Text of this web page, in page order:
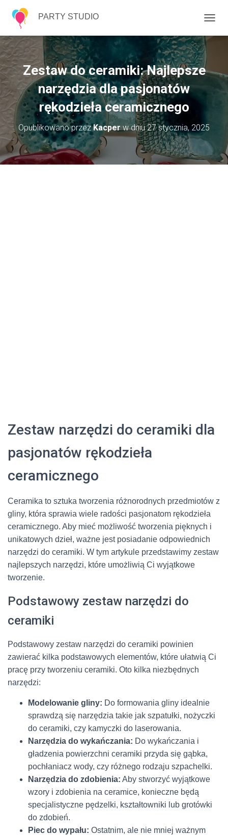
PARTY STUDIO
R
Ą
C
Zestaw do ceramiki: Najlepsze
narzędzia dla pasjonatów
rękodzieła ceramicznego
Opublikowano przezKacperw dniu27 stycznia, 2025
Zestaw narzędzi do ceramiki dla
pasjonatów rękodzieła
ceramicznego
Ceramika to sztuka tworzenia różnorodnych przedmiotów z
gliny, która sprawia wiele radości pasjonatom rękodzieła
ceramicznego. Aby mieć możliwość tworzenia pięknych i
unikatowych dzieł, ważne jest posiadanie odpowiednich
narzędzi do ceramiki. W tym artykule przedstawimy zestaw
najlepszych narzędzi, które umożliwią Ci wyjątkowe
tworzenie.
Podstawowy zestaw narzędzi do
ceramiki
Podstawowy zestaw narzędzi do ceramiki powinien
zawierać kilka podstawowych elementów, które ułatwią Ci
pracę przy tworzeniu ceramiki. Oto kilka niezbędnych
narzędzi:
Modelowanie gliny: Do formowania gliny idealnie
sprawdzą się narzędzia takie jak szpatułki, nożyczki
do ceramiki, czy kamyczki do laserowania.
Narzędzia do wykańczania: Do wykańczania i
gładzenia powierzchni ceramiki przyda się gąbka,
pochłaniacz wody, czy różnego rodzaju szpachelki.
Narzędzia do zdobienia: Aby stworzyć wyjątkowe
wzory i zdobienia na ceramice, konieczne będą
specjalistyczne pędzelki, kształtowniki lub grotówki
do zdobień.
Piec do wypału: Ostatnim, ale nie mniej ważnym